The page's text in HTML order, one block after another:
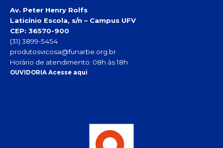
Av. Peter Henry Rolfs
Laticínio Escola, s/n – Campus UFV
CEP: 36570-900
(31) 3899-5454
produtosvicosa@funarbe.org.br
Horário de atendimento: 08h às 18h
OUVIDORIA Acesse aqui